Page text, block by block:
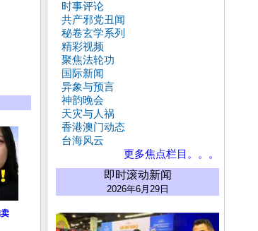
时事评论
共产邪党丑闻
秘卷玄学系列
精彩视频
聚焦法轮功
国际新闻
异象与预言
神韵晚会
天灾与人祸
香港澳门动态
台海风云
更多焦点栏目。。。
即时滚动新闻
2026年6月29日